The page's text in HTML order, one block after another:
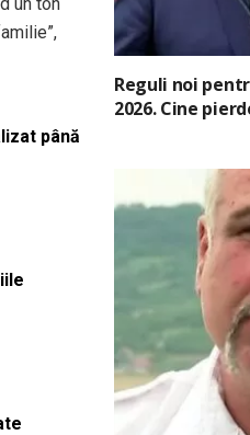
până
Reguli noi
2026. Cine